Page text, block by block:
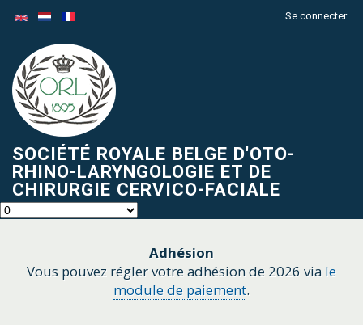
Menu
Se connecter
SOCIÉTÉ ROYALE BELGE D'OTO-
RHINO-LARYNGOLOGIE ET DE
CHIRURGIE CERVICO-FACIALE
Adhésion
Vous pouvez régler votre adhésion de 2026 via le
module de paiement.